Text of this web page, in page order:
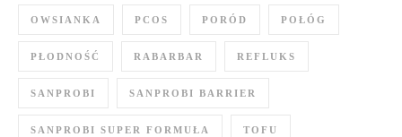
OWSIANKA PCOS PORÓD POŁÓG
PŁODNOŚĆ RABARBAR REFLUKS
SANPROBI SANPROBI BARRIER
SANPROBI SUPER FORMUŁA TOFU